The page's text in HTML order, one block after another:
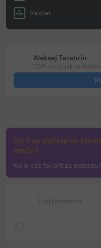
MaxBet
Aleksej Tarabrin
TOP-stručnjak za
Tvoj komentar
Da li se slažete sa
meču?
Ko je vaš favorit za